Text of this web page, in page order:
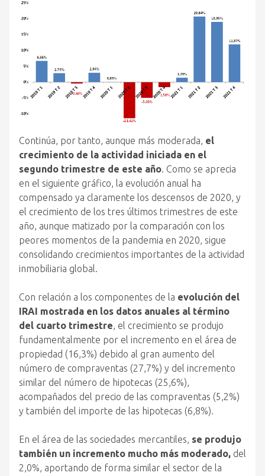
Continúa, por tanto, aunque más moderada, el
crecimiento de la actividad iniciada en el
segundo trimestre de este año. Como se aprecia
en el siguiente gráfico, la evolución anual ha
compensado ya claramente los descensos de 2020, y
el crecimiento de los tres últimos trimestres de este
año, aunque matizado por la comparación con los
peores momentos de la pandemia en 2020, sigue
consolidando crecimientos importantes de la actividad
inmobiliaria global.
Con relación a los componentes de la evolución del
IRAI mostrada en los datos anuales al término
del cuarto trimestre, el crecimiento se produjo
fundamentalmente por el incremento en el área de
propiedad (16,3%) debido al gran aumento del
número de compraventas (27,7%) y del incremento
similar del número de hipotecas (25,6%),
acompañados del precio de las compraventas (5,2%)
y también del importe de las hipotecas (6,8%).
En el área de las sociedades mercantiles, se produjo
también un incremento mucho más moderado, del
2,0%, aportando de forma similar el sector de la